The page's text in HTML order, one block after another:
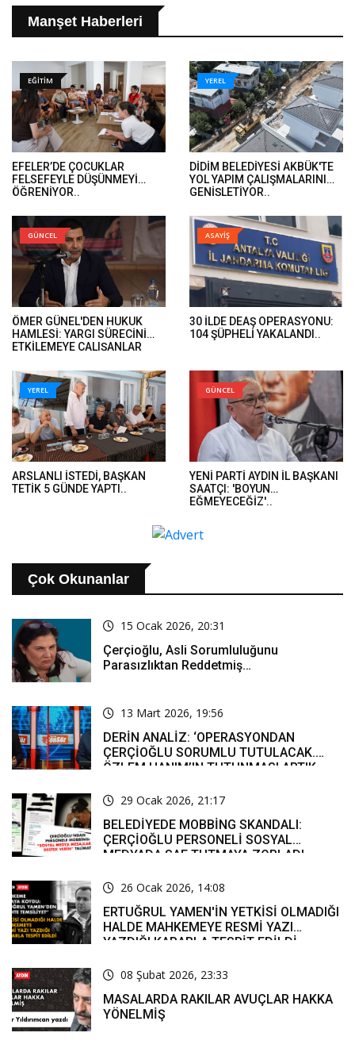
Manşet Haberleri
EĞİTİM
EFELER’DE ÇOCUKLAR
FELSEFEYLE DÜŞÜNMEYİ
ÖĞRENİYOR..
YEREL
DİDİM BELEDİYESİ AKBÜK'TE
YOL YAPIM ÇALIŞMALARINI
GENİŞLETİYOR..
GÜNCEL
ÖMER GÜNEL'DEN HUKUK
HAMLESİ: YARGI SÜRECİNİ
ETKİLEMEYE ÇALIŞANLAR
VERECEK..
ASAYİŞ
30 İLDE DEAŞ OPERASYONU:
104 ŞÜPHELİ YAKALANDI..
YEREL
ARSLANLI İSTEDİ, BAŞKAN
TETİK 5 GÜNDE YAPTI..
GÜNCEL
YENİ PARTİ AYDIN İL BAŞKANI
SAATÇI: 'BOYUN
EĞMEYECEĞİZ'..
Çok Okunanlar
15 Ocak 2026, 20:31
Çerçioğlu, Asli Sorumluluğunu
Parasızlıktan Reddetmiş…
13 Mart 2026, 19:56
DERİN ANALİZ: ‘OPERASYONDAN
ÇERÇİOĞLU SORUMLU TUTULACAK.
ÖZLEM HANIM’IN TUTUNMASI ARTIK
29 Ocak 2026, 21:17
BELEDİYEDE MOBBİNG SKANDALI:
ÇERÇİOĞLU PERSONELİ SOSYAL
MEDYADA SAF TUTMAYA ZORLADI
26 Ocak 2026, 14:08
ERTUĞRUL YAMEN'İN YETKİSİ OLMADIĞI
HALDE MAHKEMEYE RESMİ YAZI
YAZDIĞI KARARLA TESPİT EDİLDİ
08 Şubat 2026, 23:33
MASALARDA RAKILAR AVUÇLAR HAKKA
YÖNELMİŞ